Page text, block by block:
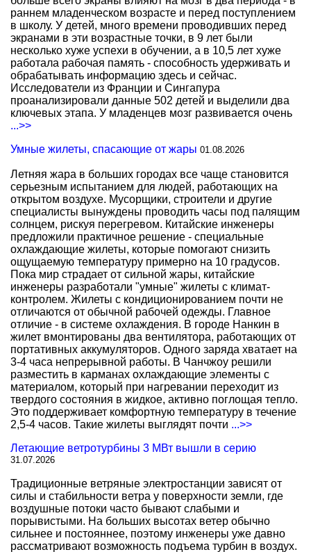
раннем младенческом возрасте и перед поступлением
в школу. У детей, много времени проводивших перед
экранами в эти возрастные точки, в 9 лет были
несколько хуже успехи в обучении, а в 10,5 лет хуже
работала рабочая память - способность удерживать и
обрабатывать информацию здесь и сейчас.
Исследователи из Франции и Сингапура
проанализировали данные 502 детей и выделили два
ключевых этапа. У младенцев мозг развивается очень
...>>
Умные жилеты, спасающие от жары 01.08.2026
Летняя жара в больших городах все чаще становится
серьезным испытанием для людей, работающих на
открытом воздухе. Мусорщики, строители и другие
специалисты вынуждены проводить часы под палящим
солнцем, рискуя перегревом. Китайские инженеры
предложили практичное решение - специальные
охлаждающие жилеты, которые помогают снизить
ощущаемую температуру примерно на 10 градусов.
Пока мир страдает от сильной жары, китайские
инженеры разработали "умные" жилеты с климат-
контролем. Жилеты с кондиционированием почти не
отличаются от обычной рабочей одежды. Главное
отличие - в системе охлаждения. В городе Нанкин в
жилет вмонтированы два вентилятора, работающих от
портативных аккумуляторов. Одного заряда хватает на
3-4 часа непрерывной работы. В Чанчжоу решили
разместить в карманах охлаждающие элементы с
материалом, который при нагревании переходит из
твердого состояния в жидкое, активно поглощая тепло.
Это поддерживает комфортную температуру в течение
2,5-4 часов. Такие жилеты выглядят почти ...>>
Летающие ветротурбины 3 МВт вышли в серию
31.07.2026
Традиционные ветряные электростанции зависят от
силы и стабильности ветра у поверхности земли, где
воздушные потоки часто бывают слабыми и
порывистыми. На больших высотах ветер обычно
сильнее и постояннее, поэтому инженеры уже давно
рассматривают возможность подъема турбин в воздух.